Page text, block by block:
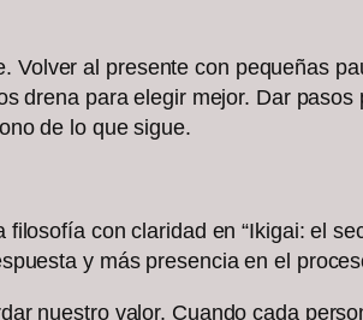
al presente con pequeñas
drena para elegir mejor. Dar
de lo que sigue.
con claridad en “Ikigai: el
y más presencia en el
nuestro valor. Cuando cada